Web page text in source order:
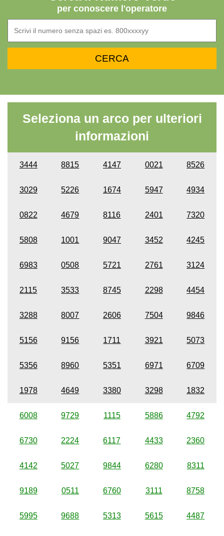
per conoscere l'operatore
Seleziona un arco per ulteriori
informazioni
3444 8815 4147 0021 8526
3029 5226 1674 5947 4934
0822 4679 8116 2401 7320
5808 1001 9047 3452 4245
6983 0508 5721 2761 3124
2115 3533 8745 2298 4454
3288 8007 2606 7504 9846
5156 9156 1711 3921 5073
5356 8960 5351 6971 6709
1978 4649 3380 3298 1832
6008 9729 1115 5886 4792
6730 2224 6117 4433 2360
4142 5027 9844 6280 8311
9189 0511 6760 3111 8758
5995 9688 5313 5615 4487